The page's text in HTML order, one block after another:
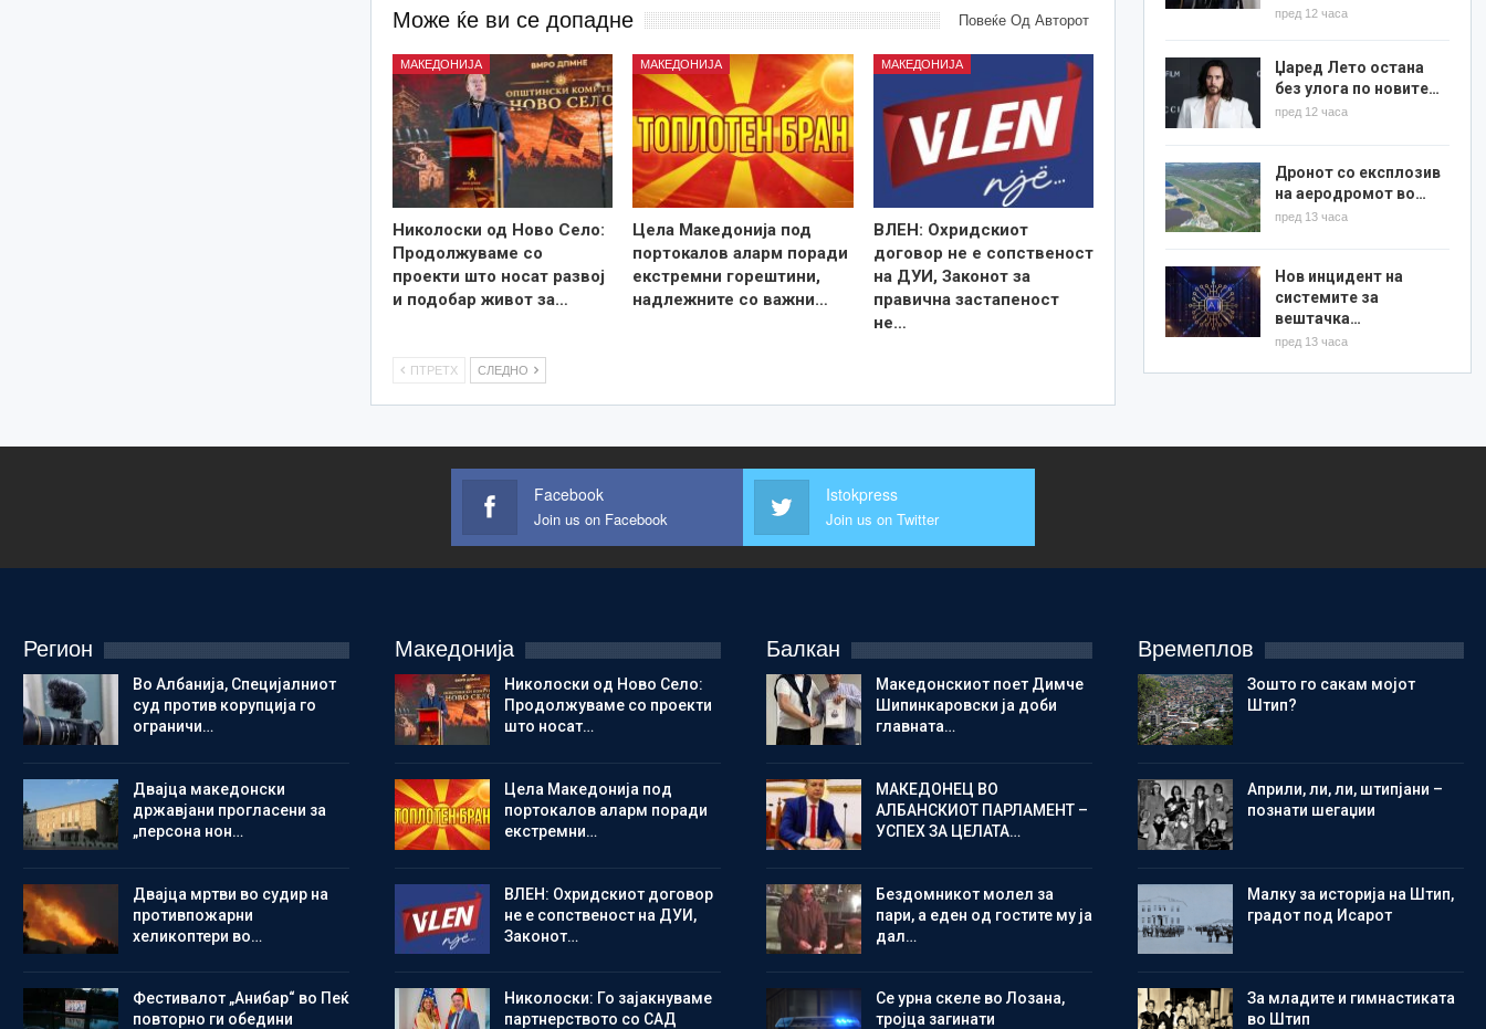
Може ќе ви се допадне Повеќе Од Авторот
МАКЕДОНИЈА
Николоски од Ново Село:
Продолжуваме со
проекти што носат развој
и подобар живот за…
МАКЕДОНИЈА
Цела Македонија под
портокалов аларм поради
екстремни горештини,
надлежните со важни…
МАКЕДОНИЈА
ВЛЕН: Охридскиот
договор не е сопственост
на ДУИ, Законот за
правична застапеност
не…
ПТРЕТХ СЛЕДНО
пред 12 часа
Џаред Лето остана
без улога по новите…
пред 12 часа
Дронот со експлозив
на аеродромот во…
пред 13 часа
Нов инцидент на
системите за
вештачка…
пред 13 часа
Facebook
Join us on Facebook
Istokpress
Join us on Twitter
Регион
Во Албанија, Специјалниот
суд против корупција го
ограничи…
Двајца македонски
државјани прогласени за
„персона нон…
Двајца мртви во судир на
противпожарни
хеликоптери во…
Фестивалот „Анибар“ во Пеќ
повторно ги обедини
Македонија
Николоски од Ново Село:
Продолжуваме со проекти
што носат…
Цела Македонија под
портокалов аларм поради
екстремни…
ВЛЕН: Охридскиот договор
не е сопственост на ДУИ,
Законот…
Николоски: Го зајакнуваме
партнерството со САД
Балкан
Македонскиот поет Димче
Шипинкаровски ја доби
главната…
МАКЕДОНЕЦ ВО
АЛБАНСКИОТ ПАРЛАМЕНТ –
УСПЕХ ЗА ЦЕЛАТА…
Бездомникот молел за
пари, а еден од гостите му ја
дал…
Се урна скеле во Лозана,
тројца загинати
Времеплов
Зошто го сакам мојот
Штип?
Aприли, ли, ли, штипјани –
познати шегаџии
Малку за историја на Штип,
градот под Исарот
Зa младите и гимнастиката
во Штип